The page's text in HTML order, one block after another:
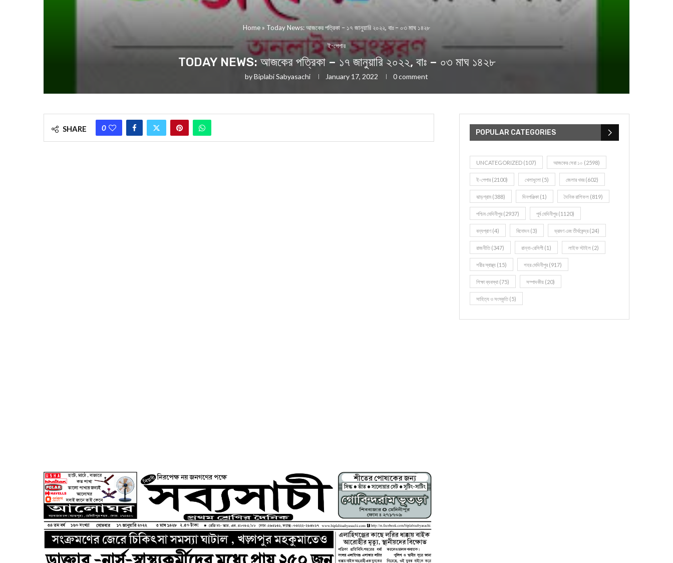
Home » Today News: আজকের পত্রিকা – ১৭ জানুয়ারি ২০২২, বাঃ – ০৩ মাঘ ১৪২৮
ই-পেপার
TODAY NEWS: আজকের পত্রিকা – ১৭ জানুয়ারি ২০২২, বাঃ – ০৩ মাঘ ১৪২৮
byBiplabi Sabyasachi January 17, 2022 0 comment
SHARE 0
POPULAR CATEGORIES
UNCATEGORIZED (107) আজকের সেরা ১০ (2598)
ই-পেপার (2100) খেলাধূলো (5) জেলার খবর (602)
ঝাড়গ্রাম (388) দিনপঞ্জিকা (1) দৈনিক রাশিফল (819)
পশ্চিম মেদিনীপুর (2937) পূর্ব মেদিনীপুর (1120)
বন্যপ্রাণ (4) বিনোদন (3) ভ্রমণ এবং তীর্থকেন্দ্র (24)
রাজনীতি(347) রান্না-রেসিপী (1) লাইফ স্টাইল (2)
শরীর স্বাস্থ্য (15) শহর মেদিনীপুর (917)
শিক্ষা ব্যবস্থা (75) সম্পাদকীয় (20)
সাহিত্য ও সংস্কৃতি(5)